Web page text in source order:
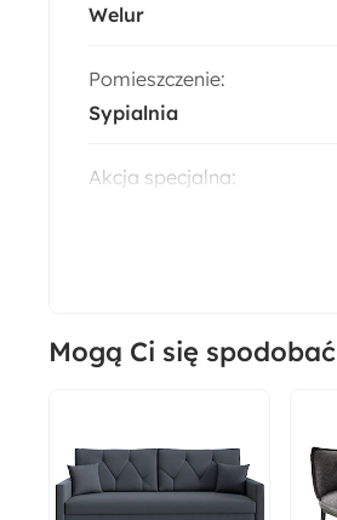
Welur
Pomieszczenie:
Sypialnia
Akcja specjalna:
Powierzchnia spania:
Liczba miejsc:
2
Mogą Ci się spodobać